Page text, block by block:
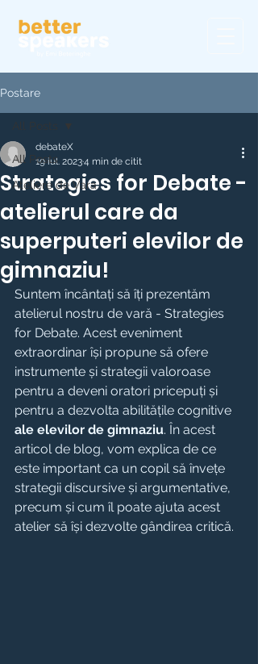
Postare
All Posts
Ateliere de Vara
Strategies for Debate -
atelierul care da
superputeri elevilor de
gimnaziu!
debateX
19 iul. 20234 min de citit
Suntem încântați să îți prezentăm
atelierul nostru de vară - Strategies
for Debate. Acest eveniment
extraordinar își propune să ofere
instrumente și strategii valoroase
pentru a deveni oratori pricepuți și
pentru a dezvolta abilitățile cognitive
ale elevilor de gimnaziu. În acest
articol de blog, vom explica de ce
este important ca un copil să învețe
strategii discursive și argumentative,
precum și cum îl poate ajuta acest
atelier să își dezvolte gândirea critică.